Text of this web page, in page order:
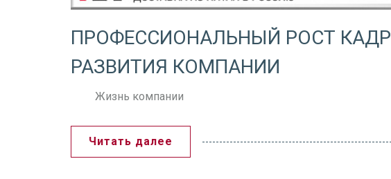
ПРОФЕССИОНАЛЬНЫЙ РОСТ
РАЗВИТИЯ КОМПАНИИ
Жизнь компании
Читать далее